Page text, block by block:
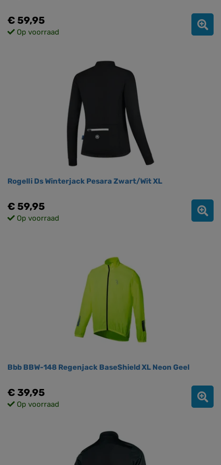
€ 59,95
Op voorraad
Rogelli Ds Winterjack Pesara Zwart/Wit XL
€ 59,95
Op voorraad
Bbb BBW-148 Regenjack BaseShield XL Neon Geel
€ 39,95
Op voorraad